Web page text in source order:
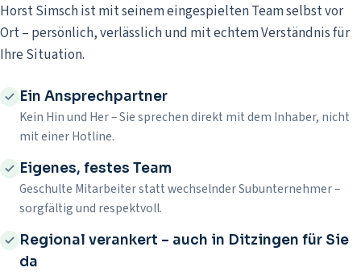
Horst Simsch ist mit seinem eingespielten Team selbst vor
Ort – persönlich, verlässlich und mit echtem Verständnis für
Ihre Situation.
Ein Ansprechpartner
Kein Hin und Her – Sie sprechen direkt mit dem Inhaber, nicht
mit einer Hotline.
Eigenes, festes Team
Geschulte Mitarbeiter statt wechselnder Subunternehmer –
sorgfältig und respektvoll.
Regional verankert – auch in Ditzingen für Sie
da